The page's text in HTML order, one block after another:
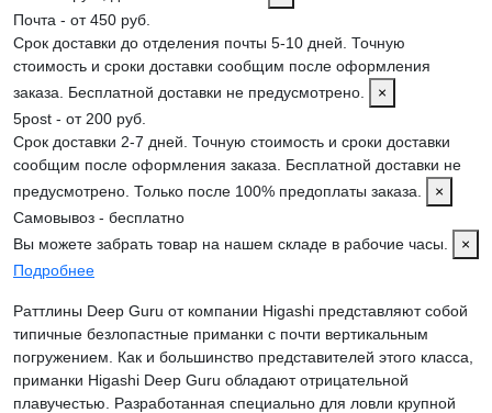
Почта - от 450 руб.
Срок доставки до отделения почты 5-10 дней. Точную
стоимость и сроки доставки сообщим после оформления
заказа. Бесплатной доставки не предусмотрено.
×
5post - от 200 руб.
Срок доставки 2-7 дней. Точную стоимость и сроки доставки
сообщим после оформления заказа. Бесплатной доставки не
предусмотрено. Только после 100% предоплаты заказа.
×
Самовывоз - бесплатно
Вы можете забрать товар на нашем складе в рабочие часы.
×
Подробнее
Раттлины Deep Guru от компании Higashi представляют собой
типичные безлопастные приманки с почти вертикальным
погружением. Как и большинство представителей этого класса,
приманки Higashi Deep Guru обладают отрицательной
плавучестью. Разработанная специально для ловли крупной